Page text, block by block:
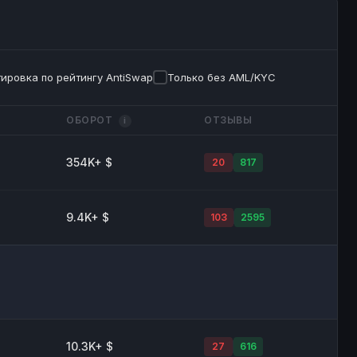
по рейтингу AntiSwap Только без AML/KYC
ОБОРОТ i ОТЗЫВЫ
354K+ $ 20 817
9.4K+ $ 103 2595
10.3K+ $ 27 616